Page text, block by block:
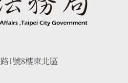
1號8樓東北區